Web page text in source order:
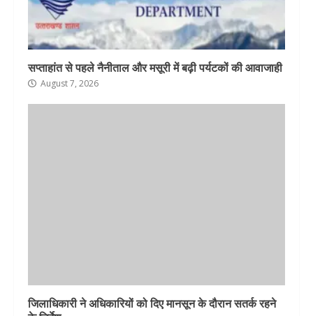
सप्ताहांत से पहले नैनीताल और मसूरी में बढ़ी पर्यटकों की आवाजाही
August 7, 2026
जिलाधिकारी ने अधिकारियों को दिए मानसून के दौरान सतर्क रहने